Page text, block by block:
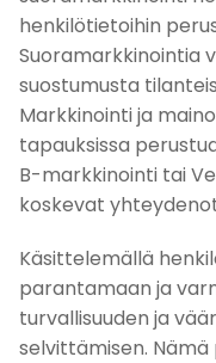
henkilötietoihin
Suoramarkkinointia
suostumusta
Markkinointi ja
tapauksissa
B-markkinointi tai
koskevat
Käsittelemällä
parantamaan ja
turvallisuuden ja
selvittämisen.